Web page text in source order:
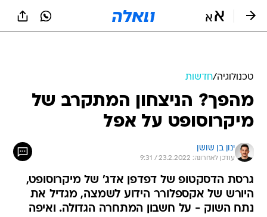
טכנולוגיה/חדשות
מהפך? הניצחון המתקרב של
מיקרוסופט על אפל
ינון בן שושן
עודכן לאחרונה: 23.2.2022 / 9:31
גרסת הדסקטופ של דפדפן אדג' של מיקרוסופט,
היורש של אקספלורר הידוע לשמצה, מגדיל את
נתח השוק - על חשבון המתחרה הגדולה. ואיפה